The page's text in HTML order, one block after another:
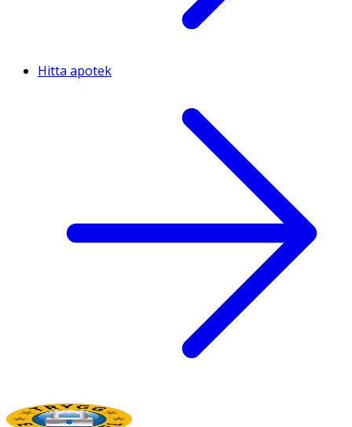
Hitta apotek